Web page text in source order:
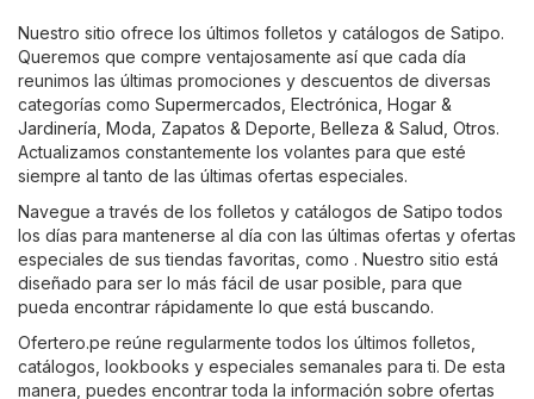
Nuestro sitio ofrece los últimos folletos y catálogos de Satipo.
Queremos que compre ventajosamente así que cada día
reunimos las últimas promociones y descuentos de diversas
categorías como Supermercados Electrónica Hogar &
Jardinería Moda, Zapatos & Deporte Belleza & Salud Otros.
Actualizamos constantemente los volantes para que esté
siempre al tanto de las últimas ofertas especiales.
Navegue a través de los folletos y catálogos de Satipo todos
los días para mantenerse al día con las últimas ofertas y ofertas
especiales de sus tiendas favoritas, como . Nuestro sitio está
diseñado para ser lo más fácil de usar posible, para que
pueda encontrar rápidamente lo que está buscando.
Ofertero.pe reúne regularmente todos los últimos folletos,
catálogos, lookbooks y especiales semanales para ti. De esta
manera, puedes encontrar toda la información sobre ofertas